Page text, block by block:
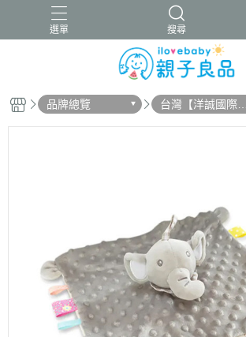
選單 搜尋
16吋腳踏車 ergobaby配件 寬口奶瓶
品牌總覽
台灣【洋誠國際Oc
eanbaby】